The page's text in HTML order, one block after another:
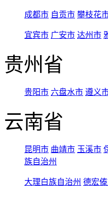
成都市 自贡市 攀枝花
宜宾市 广安市 达州市
贵州省
贵阳市 六盘水市 遵义
云南省
昆明市 曲靖市 玉溪市
族自治州
大理白族自治州 德宏